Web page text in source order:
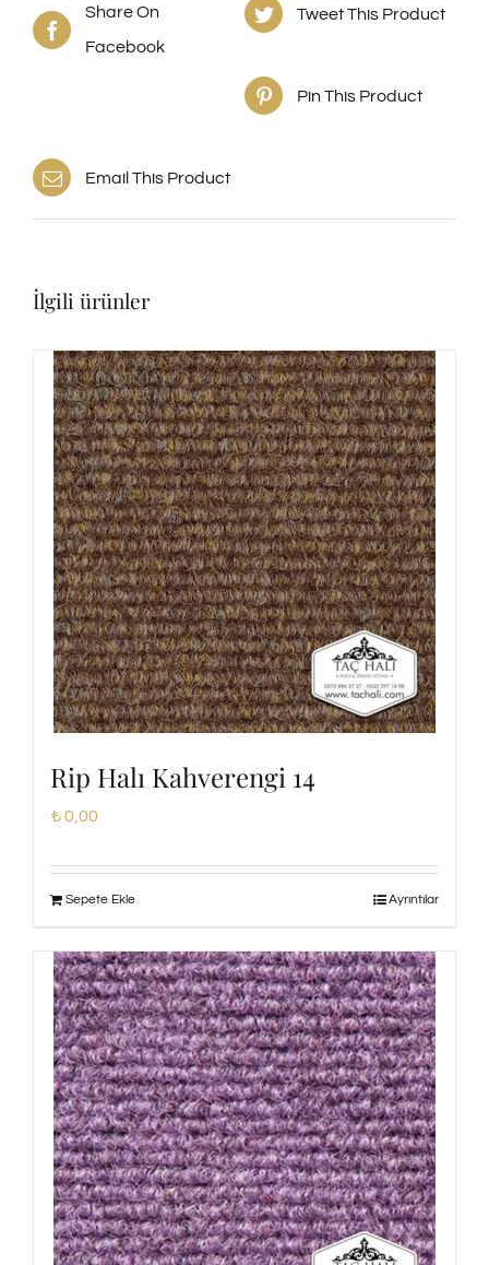
Share On
Facebook
Tweet This Product
Pin This Product
Email This Product
İlgili ürünler
Rip Halı Kahverengi 14
₺0,00
Sepete Ekle Ayrıntılar